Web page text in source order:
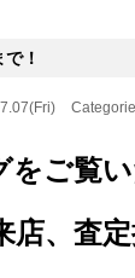
！
ご覧
店、査